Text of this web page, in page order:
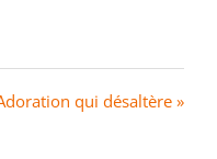
qui désaltère »